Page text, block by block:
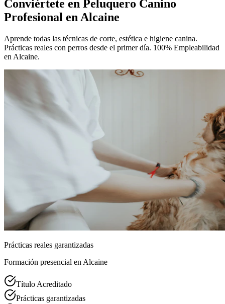
Conviértete en Peluquero Canino
Profesional en Alcaine
Aprende todas las técnicas de corte, estética e higiene canina.
Prácticas reales con perros desde el primer día. 100% Empleabilidad
en Alcaine.
Prácticas reales garantizadas
Formación presencial en Alcaine
Título Acreditado
Prácticas garantizadas